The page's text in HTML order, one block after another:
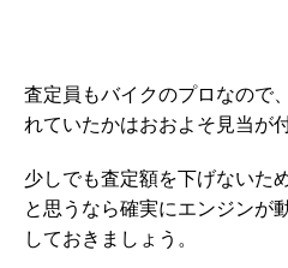
査定員もバイクのプロなので
れていたかはおおよそ見当が
少しでも査定額を下げないた
と思うなら確実にエンジンが
しておきましょう。